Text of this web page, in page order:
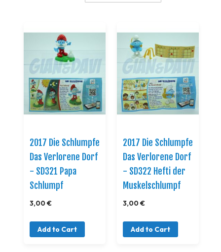
2017 Die Schlumpfe
Das Verlorene Dorf
- SD321 Papa
Schlumpf
3,00 €
Add to Cart
2017 Die Schlumpfe
Das Verlorene Dorf
- SD322 Hefti der
Muskelschlumpf
3,00 €
Add to Cart